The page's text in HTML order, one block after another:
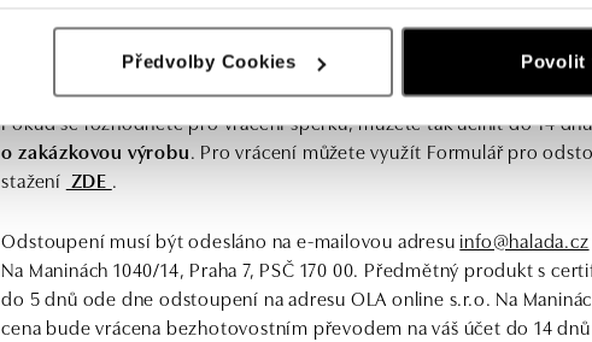
Předvolby Cookies Povolit
VRÁCENÍ
Pokud se rozhodnete pro vrácení šperku, můžete tak učinit do 14
o zakázkovou výrobu. Pro vrácení můžete využít Formulář pro
stažení ZDE .
Odstoupení musí být odesláno na e-mailovou adresu info@halada.cz
Na Maninách 1040/14, Praha 7, PSČ 170 00. Předmětný produkt s
do 5 dnů ode dne odstoupení na adresu OLA online s.r.o. Na
cena bude vrácena bezhotovostním převodem na váš účet do 14